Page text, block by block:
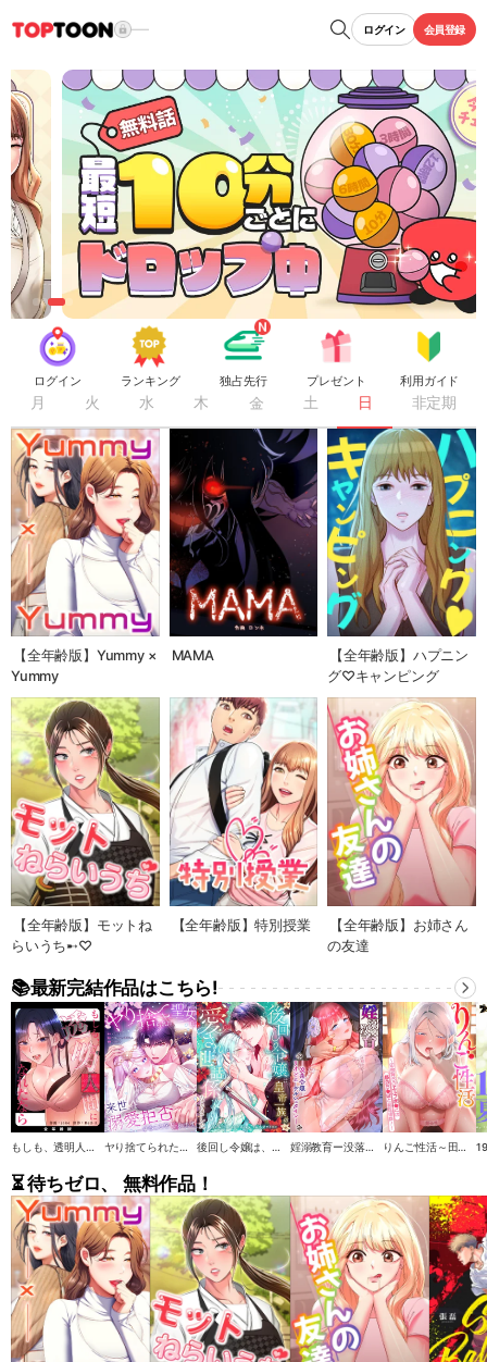
ログイン 会員登録
ログイン ランキング 独占先行 プレゼント 利用ガイド
月 火 水 木 金 土 日 非定期
【全年齢版】Yummy ×
Yummy
MAMA
【全年齢版】ハプニン
グ♡キャンピング
【全年齢版】モットね
らいうち➸♡
【全年齢版】特別授業
【全年齢版】お姉さん
の友達
📚最新完結作品はこちら!
もしも、透明人間になれたなら【全年齢版】 ヤり捨てられた聖女は、来世では溺愛拒否することを誓います【タテヨミ】 後回し令嬢は、皇帝一族の愛され世話係になりました【タテヨミ】 婬溺教育ー没落令嬢 リオン・エーデルシュタインー【ソフト版】【フルカラー】【タテヨミ】 りんご性活～田舎育ちのエルフま●こは都会ち●ぽと相性抜群！【ソフト版】【フルカラー】【タテヨミ】
⏳ 待ちゼロ、 無料作品！